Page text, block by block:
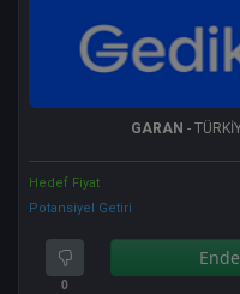
GARAN -
Hedef Fiyat
Potansiyel Getiri
0